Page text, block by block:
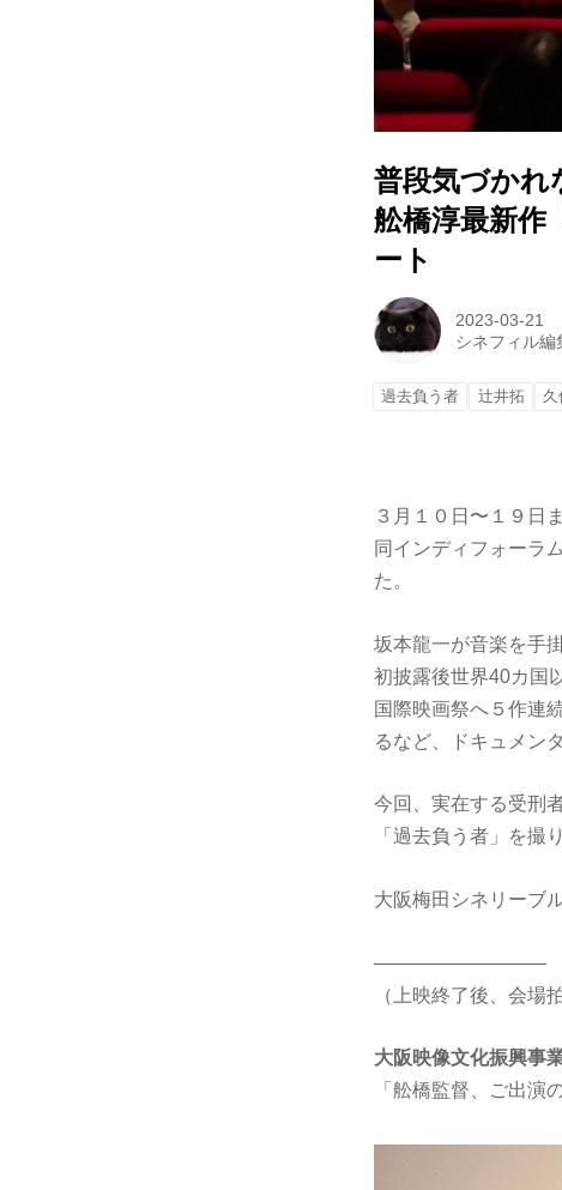
普段気づかれ
舩橋淳最新
ート
2023-03-21
シネフィル編
過去負う者 辻井拓
３月１０日〜１９日
同インディフォーラ
た。
坂本龍一が音楽を手
初披露後世界40カ国
国際映画祭へ５作連
るなど、ドキュメン
今回、実在する受刑
「過去負う者」を撮
大阪梅田シネリーブ
―――――――――
（上映終了後、会場
大阪映像文化振興事
「舩橋監督、ご出演